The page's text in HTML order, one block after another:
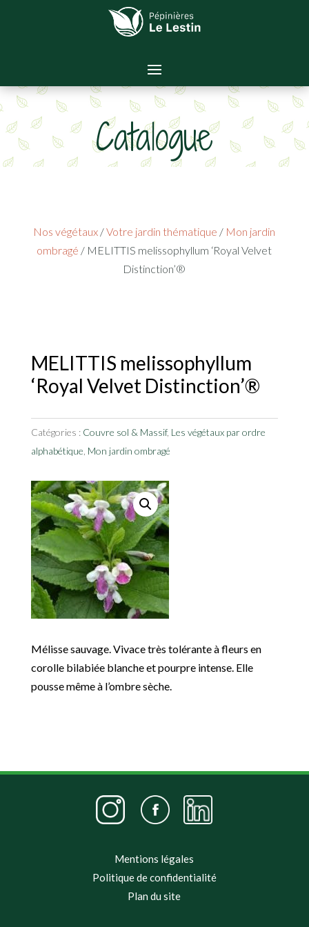
Catalogue
Nos végétaux /Votre jardin thématique / Mon jardin
ombragé / MELITTIS melissophyllum ‘Royal Velvet
Distinction’®
MELITTIS melissophyllum
‘Royal Velvet Distinction’®
Catégories : Couvre sol & Massif, Les végétaux par ordre
alphabétique Mon jardin ombragé
Mélisse sauvage. Vivace très tolérante à fleurs en
corolle bilabiée blanche et pourpre intense. Elle
pousse même à l’ombre sèche.
Mentions légales
Politique de confidentialité
Plan du site